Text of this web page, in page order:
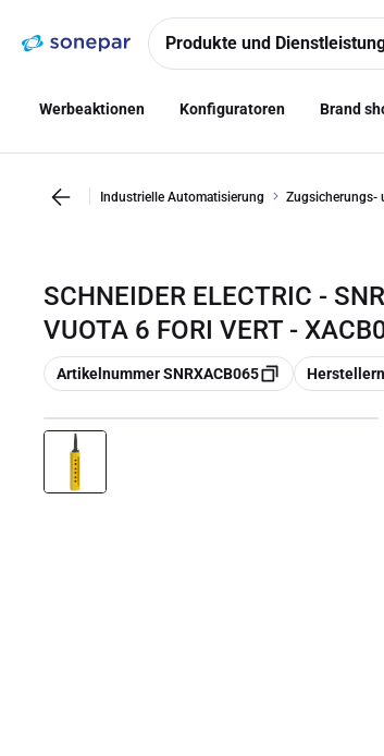
NavigationInhalt
Produkte und
Werbeaktionen Konfiguratoren Brand
Industrielle Automatisierung Zugsicherungs-
SCHNEIDER ELECTRIC -
VUOTA 6 FORI VERT -
Kopieren
Artikelnummer SNRXACB065 Kopieren